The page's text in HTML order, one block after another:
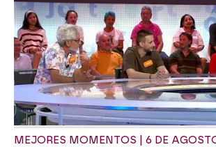
MEJORES MOMENTOS | 6 DE